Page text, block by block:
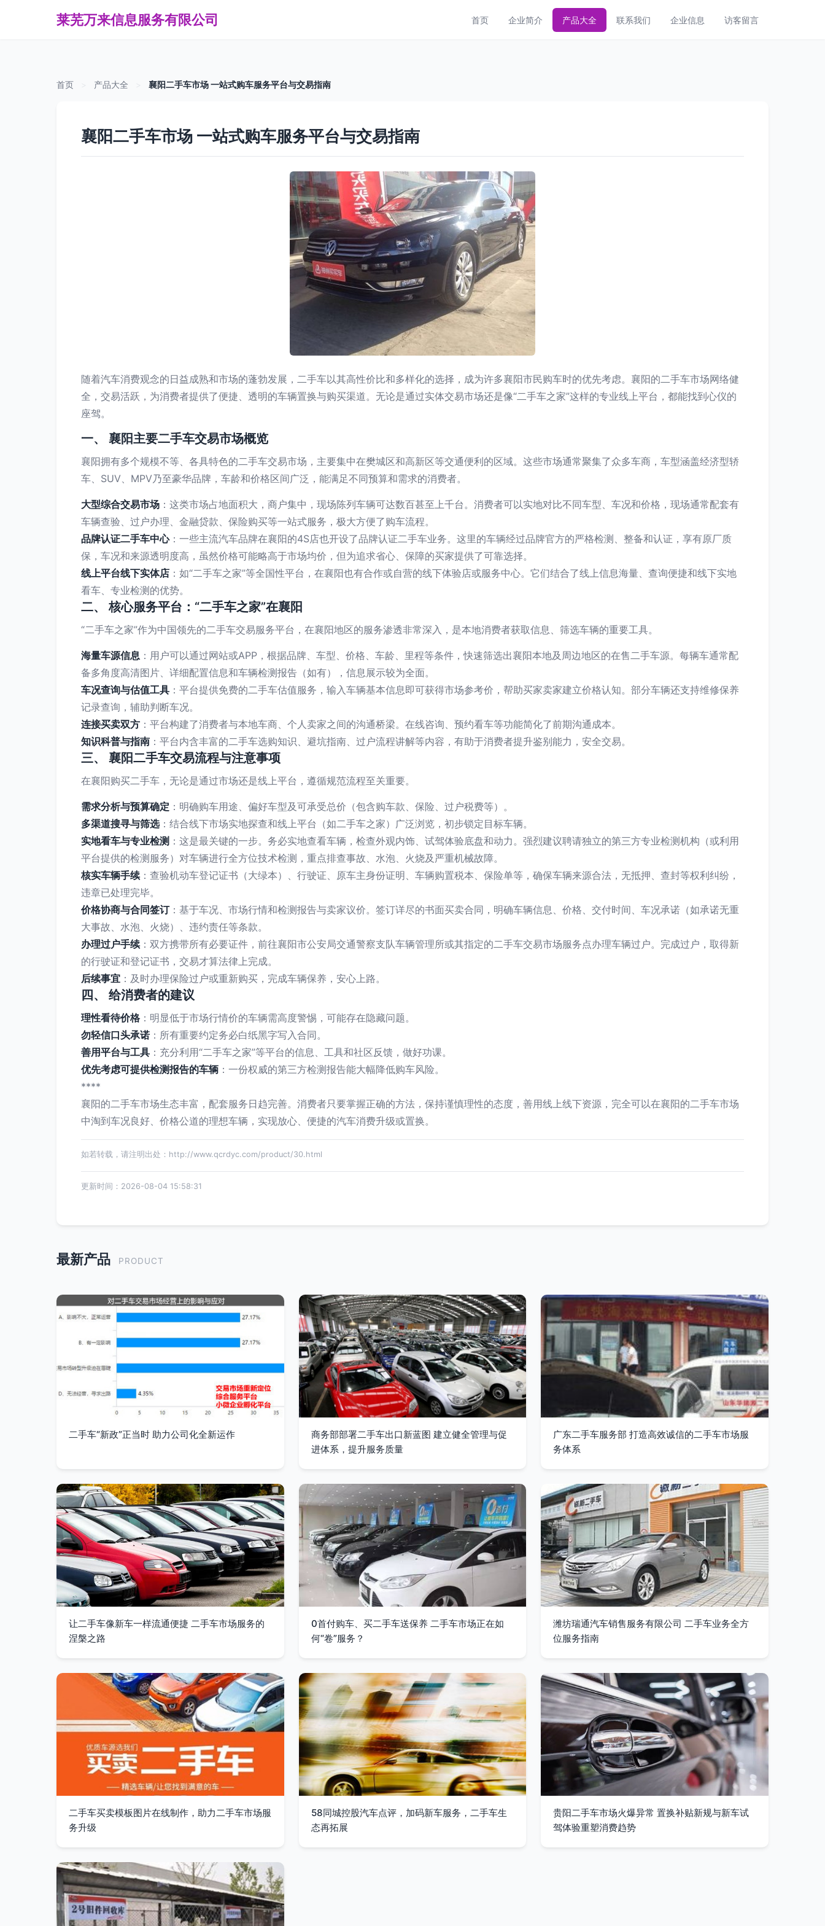
莱芜万来信息服务有限公司 首页 企业简介 产品大全 联系我们 企业信息 访客留言
首页 产品大全 襄阳二手车市场 一站式购车服务平台与交易指南
襄阳二手车市场 一站式购车服务平台与交易指南
随着汽车消费观念的日益成熟和市场的蓬勃发展，二手车以其高性价比和多样化的选择，成为许多襄阳市民购车时的优先考虑。襄阳的二手车市场网络健
全，交易活跃，为消费者提供了便捷、透明的车辆置换与购买渠道。无论是通过实体交易市场还是像“二手车之家”这样的专业线上平台，都能找到心仪的
座驾。
一、 襄阳主要二手车交易市场概览
襄阳拥有多个规模不等、各具特色的二手车交易市场，主要集中在樊城区和高新区等交通便利的区域。这些市场通常聚集了众多车商，车型涵盖经济型轿
车、SUV、MPV乃至豪华品牌，车龄和价格区间广泛，能满足不同预算和需求的消费者。
大型综合交易市场 ：这类市场占地面积大，商户集中，现场陈列车辆可达数百甚至上千台。消费者可以实地对比不同车型、车况和价格，现场通常配套有
车辆查验、过户办理、金融贷款、保险购买等一站式服务，极大方便了购车流程。
品牌认证二手车中心：一些主流汽车品牌在襄阳的4S店也开设了品牌认证二手车业务。这里的车辆经过品牌官方的严格检测、整备和认证，享有原厂质
保，车况和来源透明度高，虽然价格可能略高于市场均价，但为追求省心、保障的买家提供了可靠选择。
线上平台线下实体店 ：如“二手车之家”等全国性平台，在襄阳也有合作或自营的线下体验店或服务中心。它们结合了线上信息海量、查询便捷和线下实地
看车、专业检测的优势。
二、 核心服务平台：“二手车之家”在襄阳
“二手车之家”作为中国领先的二手车交易服务平台，在襄阳地区的服务渗透非常深入，是本地消费者获取信息、筛选车辆的重要工具。
海量车源信息 ：用户可以通过网站或APP，根据品牌、车型、价格、车龄、里程等条件，快速筛选出襄阳本地及周边地区的在售二手车源。每辆车通常配
备多角度高清图片、详细配置信息和车辆检测报告（如有），信息展示较为全面。
车况查询与估值工具 ：平台提供免费的二手车估值服务，输入车辆基本信息即可获得市场参考价，帮助买家卖家建立价格认知。部分车辆还支持维修保养
记录查询，辅助判断车况。
连接买卖双方 ：平台构建了消费者与本地车商、个人卖家之间的沟通桥梁。在线咨询、预约看车等功能简化了前期沟通成本。
知识科普与指南 ：平台内含丰富的二手车选购知识、避坑指南、过户流程讲解等内容，有助于消费者提升鉴别能力，安全交易。
三、 襄阳二手车交易流程与注意事项
在襄阳购买二手车，无论是通过市场还是线上平台，遵循规范流程至关重要。
需求分析与预算确定 ：明确购车用途、偏好车型及可承受总价（包含购车款、保险、过户税费等）。
多渠道搜寻与筛选：结合线下市场实地探查和线上平台（如二手车之家）广泛浏览，初步锁定目标车辆。
实地看车与专业检测 ：这是最关键的一步。务必实地查看车辆，检查外观内饰、试驾体验底盘和动力。强烈建议聘请独立的第三方专业检测机构（或利用
平台提供的检测服务）对车辆进行全方位技术检测，重点排查事故、水泡、火烧及严重机械故障。
核实车辆手续：查验机动车登记证书（大绿本）、行驶证、原车主身份证明、车辆购置税本、保险单等，确保车辆来源合法，无抵押、查封等权利纠纷，
违章已处理完毕。
价格协商与合同签订：基于车况、市场行情和检测报告与卖家议价。签订详尽的书面买卖合同，明确车辆信息、价格、交付时间、车况承诺（如承诺无重
大事故、水泡、火烧）、违约责任等条款。
办理过户手续：双方携带所有必要证件，前往襄阳市公安局交通警察支队车辆管理所或其指定的二手车交易市场服务点办理车辆过户。完成过户，取得新
的行驶证和登记证书，交易才算法律上完成。
后续事宜 ：及时办理保险过户或重新购买，完成车辆保养，安心上路。
四、 给消费者的建议
理性看待价格 ：明显低于市场行情价的车辆需高度警惕，可能存在隐藏问题。
勿轻信口头承诺 ：所有重要约定务必白纸黑字写入合同。
善用平台与工具 ：充分利用“二手车之家”等平台的信息、工具和社区反馈，做好功课。
优先考虑可提供检测报告的车辆 ：一份权威的第三方检测报告能大幅降低购车风险。
****
襄阳的二手车市场生态丰富，配套服务日趋完善。消费者只要掌握正确的方法，保持谨慎理性的态度，善用线上线下资源，完全可以在襄阳的二手车市场
中淘到车况良好、价格公道的理想车辆，实现放心、便捷的汽车消费升级或置换。
如若转载，请注明出处：http://www.qcrdyc.com/product/30.html
更新时间：2026-08-04 15:58:31
最新产品 PRODUCT
二手车“新政”正当时 助力公司化全新运作
商务部部署二手车出口新蓝图 建立健全管理与促
进体系，提升服务质量
广东二手车服务部 打造高效诚信的二手车市场服
务体系
让二手车像新车一样流通便捷 二手车市场服务的
涅槃之路
0首付购车、买二手车送保养 二手车市场正在如
何“卷”服务？
潍坊瑞通汽车销售服务有限公司 二手车业务全方
位服务指南
二手车买卖模板图片在线制作，助力二手车市场服
务升级
58同城控股汽车点评，加码新车服务，二手车生
态再拓展
贵阳二手车市场火爆异常 置换补贴新规与新车试
驾体验重塑消费趋势